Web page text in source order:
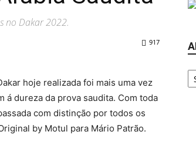
no Dakar 2022.
917
hoje realizada foi mais uma vez
á dureza da prova saudita. Com toda
com distinção por todos os
by Motul para Mário Patrão.